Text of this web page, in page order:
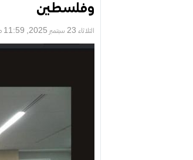
وفلسطين
الثلاثاء 23 سبتمبر 2025, 11:59 ص